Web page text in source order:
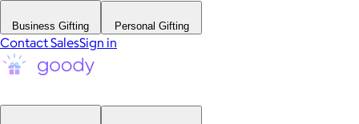
Business Gifting Personal Gifting
Contact SalesSign in